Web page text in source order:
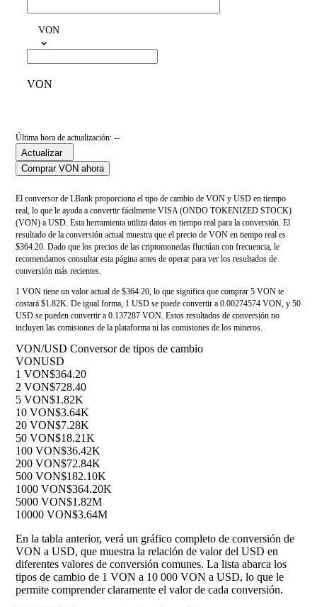
VON
VON
Última hora de actualización: --
Actualizar
Comprar VON ahora
El conversor de LBank proporciona el tipo de cambio de VON y USD en tiempo
real, lo que le ayuda a convertir fácilmente VISA (ONDO TOKENIZED STOCK)
(VON) a USD. Esta herramienta utiliza datos en tiempo real para la conversión. El
resultado de la conversión actual muestra que el precio de VON en tiempo real es
$364.20. Dado que los precios de las criptomonedas fluctúan con frecuencia, le
recomendamos consultar esta página antes de operar para ver los resultados de
conversión más recientes.
1 VON tiene un valor actual de $364.20, lo que significa que comprar 5 VON te
costará $1.82K. De igual forma, 1 USD se puede convertir a 0.00274574 VON, y 50
USD se pueden convertir a 0.137287 VON. Estos resultados de conversión no
incluyen las comisiones de la plataforma ni las comisiones de los mineros.
VON/USD Conversor de tipos de cambio
VONUSD
1 VON$364.20
2 VON$728.40
5 VON$1.82K
10 VON$3.64K
20 VON$7.28K
50 VON$18.21K
100 VON$36.42K
200 VON$72.84K
500 VON$182.10K
1000 VON$364.20K
5000 VON$1.82M
10000 VON$3.64M
En la tabla anterior, verá un gráfico completo de conversión de
VON a USD, que muestra la relación de valor del USD en
diferentes valores de conversión comunes. La lista abarca los
tipos de cambio de 1 VON a 10 000 VON a USD, lo que le
permite comprender claramente el valor de cada conversión.